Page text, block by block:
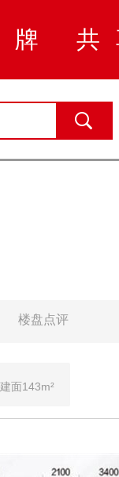
牌 共
楼盘点评
建面143m²